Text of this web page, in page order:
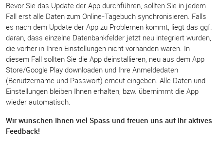
Bevor Sie das Update der App durchführen, sollten Sie in jedem
Fall erst alle Daten zum Online-Tagebuch synchronisieren. Falls
es nach dem Update der App zu Problemen kommt, liegt das ggf.
daran, dass einzelne Datenbankfelder jetzt neu integriert wurden,
die vorher in Ihren Einstellungen nicht vorhanden waren. In
diesem Fall sollten Sie die App deinstallieren, neu aus dem App
Store/Google Play downloaden und Ihre Anmeldedaten
(Benutzername und Passwort) erneut eingeben. Alle Daten und
Einstellungen bleiben Ihnen erhalten, bzw. übernimmt die App
wieder automatisch.
Wir wünschen Ihnen viel Spass und freuen uns auf Ihr aktives
Feedback!